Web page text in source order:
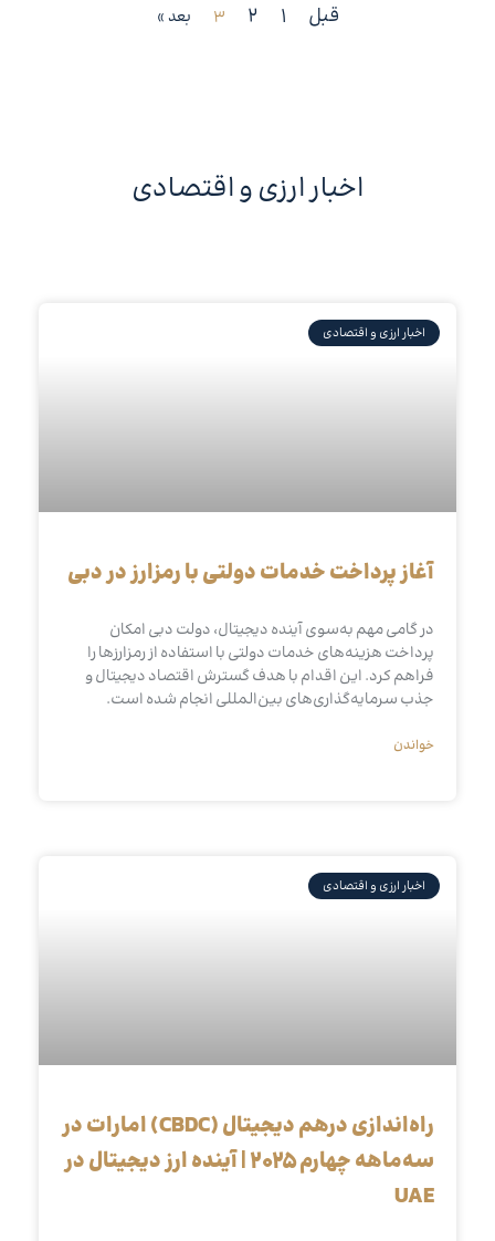
قبل 1
2
3 بعد »
اخبار ارزی و اقتصادی
اخبار ارزی و اقتصادی
آغاز پرداخت خدمات دولتی با رمزارز در دبی
در گامی مهم به‌سوی آینده دیجیتال، دولت دبی امکان
پرداخت هزینه‌های خدمات دولتی با استفاده از رمزارزها را
فراهم کرد. این اقدام با هدف گسترش اقتصاد دیجیتال و
جذب سرمایه‌گذاری‌های بین‌المللی انجام شده است.
خواندن
اخبار ارزی و اقتصادی
راه‌اندازی درهم دیجیتال (CBDC) امارات در
سه‌ماهه چهارم ۲۰۲۵ | آینده ارز دیجیتال در
UAE